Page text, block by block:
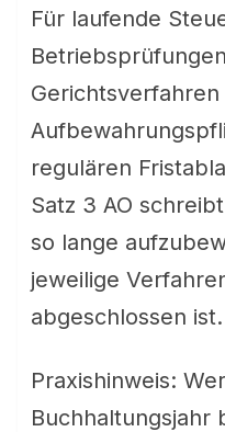
Für laufende
regulären
Satz 3 AO
so lange
jeweilige
abgeschlossen ist.
Praxishinweis:
Buchhaltungsjahr